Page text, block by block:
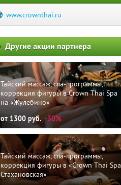
www.crownthai.ru
Другие акции партнера
Тайский массаж, спа-программы,
коррекция фигуры в Crown Thai Spa
на «Жулебино»
от 1300 руб. -30%
Тайский массаж, спа-программы,
коррекция фигуры в «Crown Thai Spa
Стахановская»